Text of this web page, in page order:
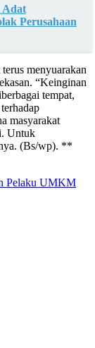
Adat
Perusahaan
menyuarakan
“Keinginan
tempat,
masyarakat
Untuk
(Bs/wp). **
Pelaku UMKM